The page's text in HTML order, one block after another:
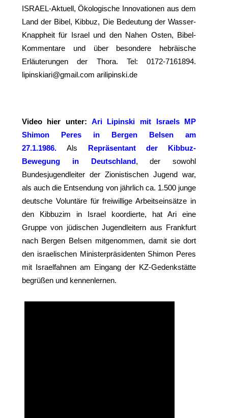
ISRAEL-Aktuell, Ökologische Innovationen aus dem
Land der Bibel, Kibbuz, Die Bedeutung der Wasser-
Knappheit für Israel und den Nahen Osten, Bibel-
Kommentare und über besondere hebräische
Erläuterungen der Thora. Tel: 0172-7161894.
lipinskiari@gmail.com arilipinski.de
Video hier unter: Ari Lipinski mit Israels MP
Shimon Peres in Bergen Belsen am
27.1.1986.Als
Repräsentant der Kibbuz-
Bewegung in Deutschland , der sowohl
Bundesjugendleiter der Zionistischen Jugend war,
als auch die Entsendung von jährlich ca. 1.500 junge
deutsche Voluntäre für freiwillige Arbeitseinsätze in
den Kibbuzim in Israel koordierte, hat Ari eine
Gruppe von jüdischen Jugendleitern aus Frankfurt
nach Bergen Belsen mitgenommen, damit sie dort
den israelischen Ministerpräsidenten Shimon Peres
mit Israelfahnen am Eingang der KZ-Gedenkstätte
begrüßen und kennenlernen.